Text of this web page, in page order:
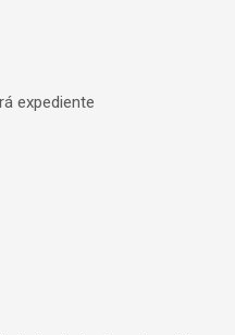
expediente